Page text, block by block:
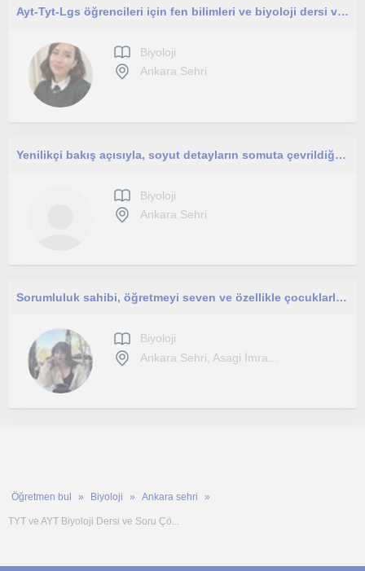
Ayt-Tyt-Lgs öğrencileri için fen bilimleri ve biyoloji dersi verebilirim.
Biyoloji
Ankara Sehri
Yenilikçi bakış açısıyla, soyut detayların somuta çevrildiği bir öğretim planı oluşturuyorum.
Biyoloji
Ankara Sehri
Sorumluluk sahibi, öğretmeyi seven ve özellikle çocuklarla vakit geçirmekten hoşlanan biriyim.
Biyoloji
Ankara Sehri, Asagi İmra...
Öğretmen bul Biyoloji Ankara sehri
TYT ve AYT Biyoloji Dersi ve Soru Çö...